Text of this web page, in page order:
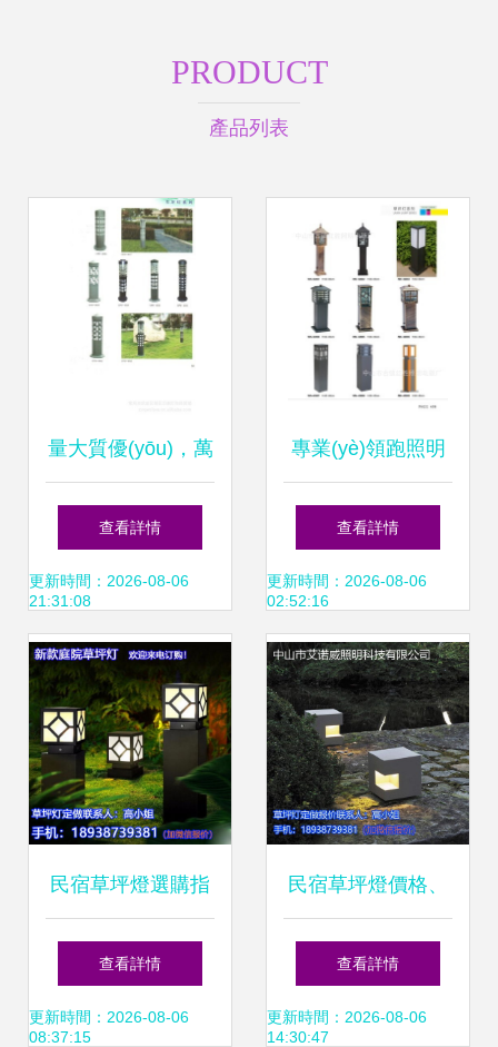
PRODUCT
產品列表
量大質優(yōu)，萬
康草帽草坪燈點亮
墅園之美 —— 走
近常州萬康燈飾的
匠心之作
查看詳情
更新時間：2026-08-06
21:31:08
專業(yè)領跑照明
行業(yè)，打造高
品質戶外草坪燈的
核心優(yōu)勢——
中山市古鎮(zhèn)
紅勝照明電器廠全
景解析
查看詳情
更新時間：2026-08-06
02:52:16
民宿草坪燈選購指
南 價格、圖片與廠
家品牌大全
查看詳情
更新時間：2026-08-06
08:37:15
民宿草坪燈價格、
圖片、批發(fā)、
廠家與品牌全解析
查看詳情
更新時間：2026-08-06
14:30:47